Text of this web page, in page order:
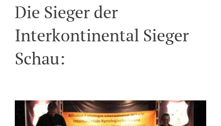
Die Sieger der
Interkontinental Sieger
Schau: